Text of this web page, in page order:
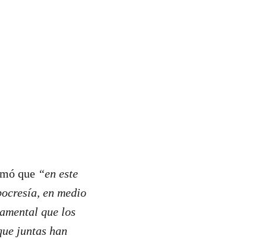
que “en este
en medio
que los
juntas han